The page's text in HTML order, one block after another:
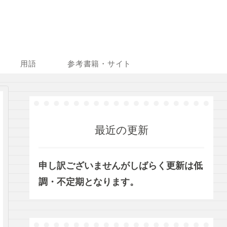
用語 参考書籍・サイト
最近の更新
申し訳ございませんがしばらく更新は低
調・不定期となります。